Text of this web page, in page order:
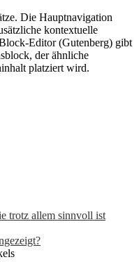
Die Hauptnavigation
kontextuelle
Editor (Gutenberg) gibt
der ähnliche
platziert wird.
trotz allem sinnvoll ist